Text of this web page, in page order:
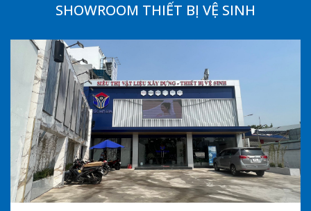
SHOWROOM THIẾT BỊ VỆ SINH